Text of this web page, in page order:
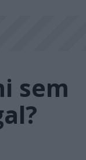
sem